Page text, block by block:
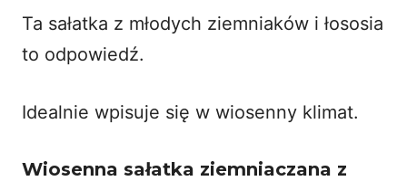
Ta sałatka z młodych ziemniaków i łososia
to odpowiedź.
Idealnie wpisuje się w wiosenny klimat.
Wiosenna sałatka ziemniaczana z